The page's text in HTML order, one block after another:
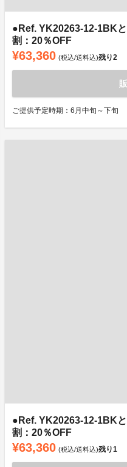
●Ref. YK20263-12-1BK
割：20％OFF
¥63,360 (税込/送料込)残り2
ご提供予定時期：6月中旬～下旬
●Ref. YK20263-12-1BK
割：20％OFF
¥63,360 (税込/送料込)残り1